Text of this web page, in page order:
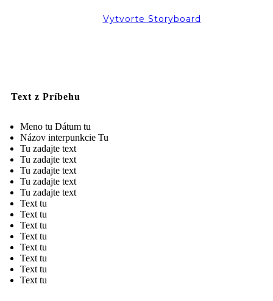
Vytvorte Storyboard
Text z Príbehu
Meno tu Dátum tu
Názov interpunkcie Tu
Tu zadajte text
Tu zadajte text
Tu zadajte text
Tu zadajte text
Tu zadajte text
Text tu
Text tu
Text tu
Text tu
Text tu
Text tu
Text tu
Text tu